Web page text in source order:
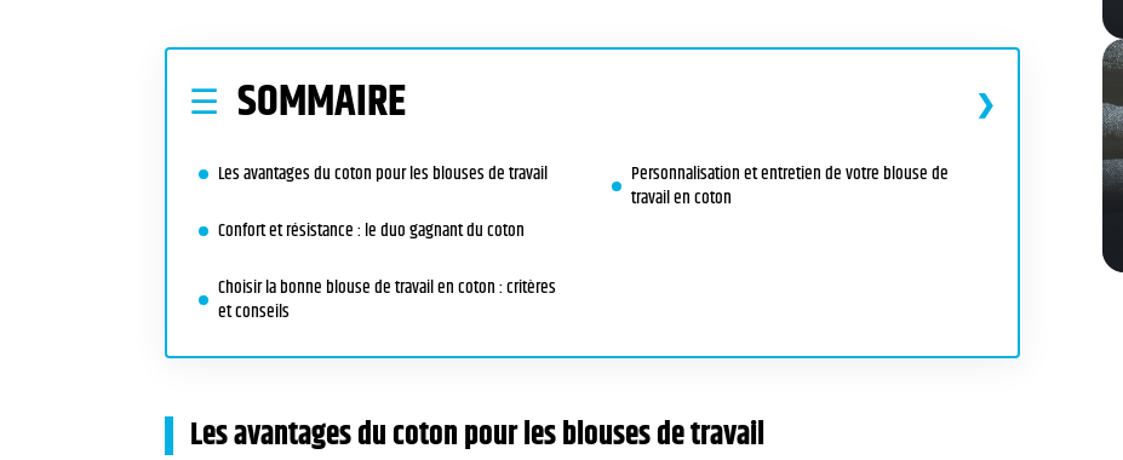
SOMMAIRE
Les avantages du coton pour les blouses de travail
Confort et résistance : le duo gagnant du coton
Choisir la bonne blouse de travail en coton : critères
et conseils
Personnalisation et entretien de votre blouse de
travail en coton
Les avantages du coton pour les blouses de travail